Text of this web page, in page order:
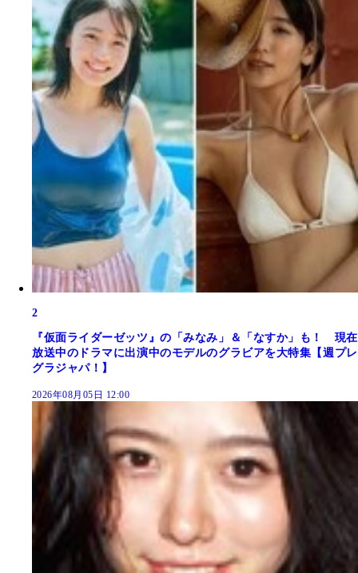
2
『仮面ライダーゼッツ』の「みなみ」＆「なすか」も！ 現在
放送中のドラマに出演中のモデルのグラビアを大特集【週プレ
グラジャパ！】
2026年08月05日 12:00